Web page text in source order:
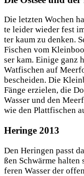
Die letz­ten Wochen
te lei­der wie­der fest
ter kaum zu den­ken.
Fischen vom
ser kam. Eini­ge ganz
Wat­fi­schen auf
beschei­den. Die
Fän­ge erzie­len, die
Was­ser und den
wie den Platt­fi­schen
Heringe 2013
Den Herin­gen passt
ßen Schwär­me
fe­ren Was­ser der